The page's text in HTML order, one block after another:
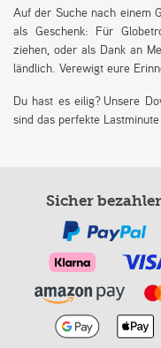
Auf der Suche nach einem
als Geschenk: Für
ziehen, oder als Dank an
ländlich. Verewigt eure
Du hast es eilig? Unsere
sind das perfekte Lastminute
Sicher